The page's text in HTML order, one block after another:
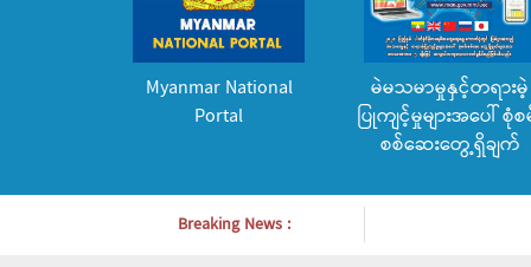
Myanmar National
Portal
မဲမသမာမှုနှင့်တရားမဲ့
ပြုကျင့်မှုများအပေါ် စုံစ
စစ်ဆေးတွေ့ရှိချက်
Breaking News :